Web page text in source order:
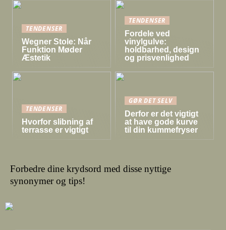
TENDENSER
Wegner Stole: Når
Funktion Møder
Æstetik
TENDENSER
Fordele ved
vinylgulve:
holdbarhed, design
og prisvenlighed
TENDENSER
Hvorfor slibning af
terrasse er vigtigt
GØR DET SELV
Derfor er det vigtigt
at have gode kurve
til din kummefryser
Forbedre dine krydsord med disse nyttige
synonymer og tips!